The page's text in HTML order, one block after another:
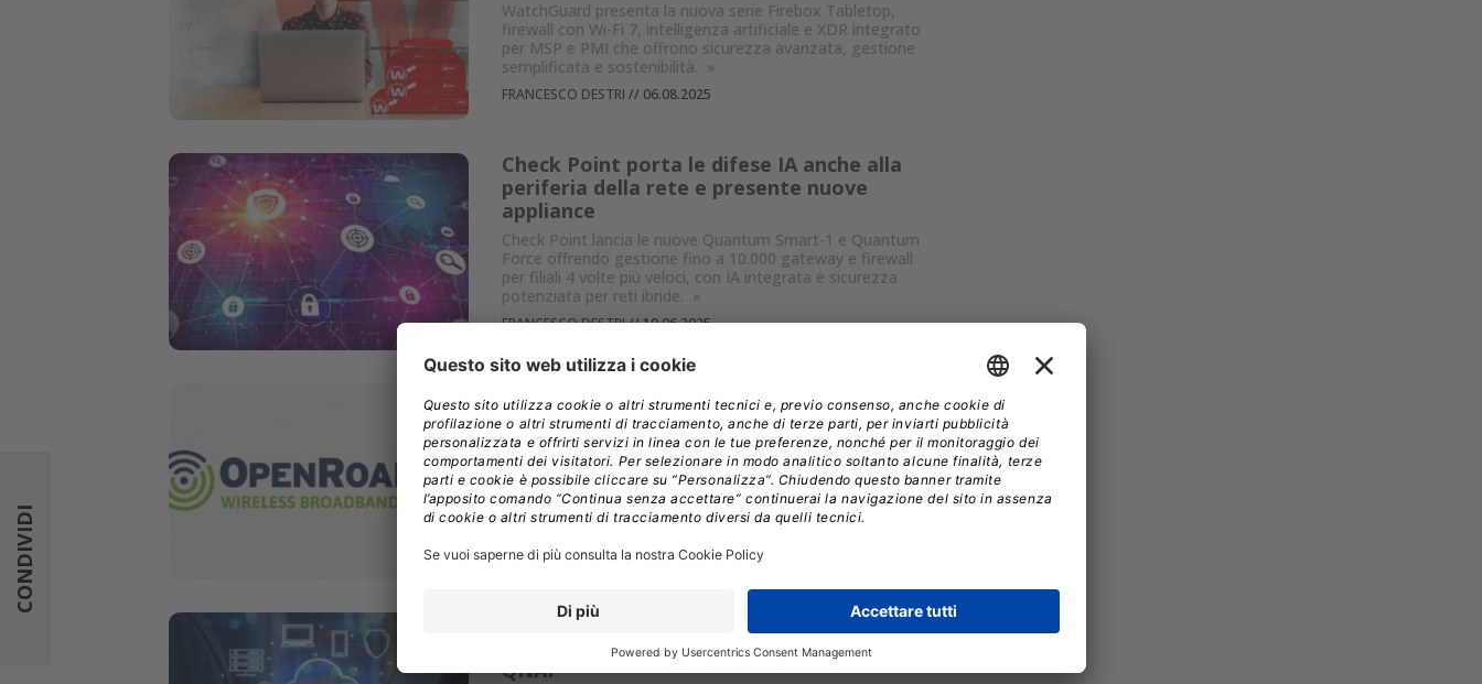
WatchGuard presenta la nuova serie Firebox Tabletop,
firewall con Wi-Fi 7, intelligenza artificiale e XDR integrato
per MSP e PMI che offrono sicurezza avanzata, gestione
semplificata e sostenibilità. »
FRANCESCO DESTRI // 06.08.2025
Check Point porta le difese IA anche alla
periferia della rete e presente nuove
appliance
Check Point lancia le nuove Quantum Smart-1 e Quantum
Force offrendo gestione fino a 10.000 gateway e firewall
per filiali 4 volte più veloci, con IA integrata e sicurezza
potenziata per reti ibride. »
FRANCESCO DESTRI//10.06.2025
Cambium supporta OpenRoaming per
usare il Wi-Fi come se fosse una rete
cellulare
L’access point X7-35X Wi-Fi 7 per ambienti interni di
Cambium Networks ha ottenuto la certificazione
OpenRoaming dalla Wireless Broadband Alliance.»
Con AMIZcloud si possono gestire anche
Switch e dispositivi VNF, oltre ai NAS
QNAP
CONDIVIDI